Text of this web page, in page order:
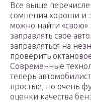
Все выше
сомнения хороши и
можно найти «свою»
заправлять свое
заправляться на
проверить
Современные
теперь
простые, но очень
оценки качества